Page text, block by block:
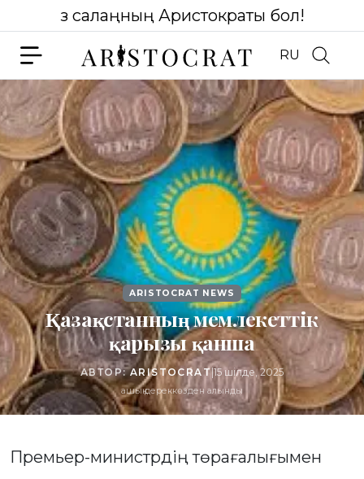
Өз салаңның Аристократы бол!
RU
ARISTOCRAT NEWS
Қазақстанның мемлекеттік
қарызы қанша
АВТОР:ARISTOCRAT|15 шілде, 2025
ашық дереккөзден алынды
Премьер-министрдің төрағалығымен